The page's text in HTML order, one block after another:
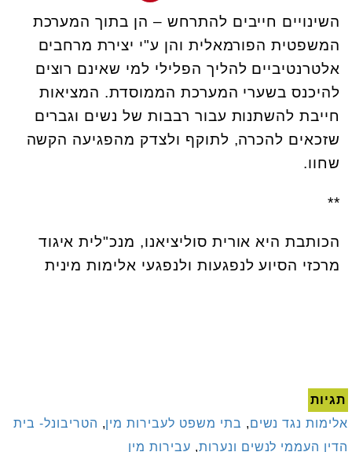
השינויים חייבים להתרחש – הן בתוך המערכת
המשפטית הפורמאלית והן ע"י יצירת מרחבים
אלטרנטיביים להליך הפלילי למי שאינם רוצים
להיכנס בשערי המערכת הממוסדת. המציאות
חייבת להשתנות עבור רבבות של נשים וגברים
שזכאים להכרה, לתוקף ולצדק מהפגיעה הקשה
שחוו.
**
הכותבת היא אורית סוליציאנו, מנכ"לית איגוד
מרכזי הסיוע לנפגעות ולנפגעי אלימות מינית
תגיות
אלימות נגד נשים, בתי משפט לעבירות מין, הטריבונל- בית
הדין העממי לנשים ונערות, עבירות מין